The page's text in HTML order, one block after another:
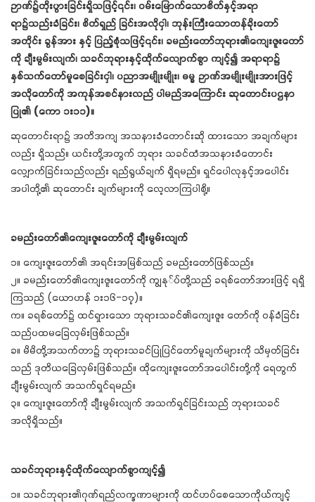
ဉာဏ်၌တိုးပွားခြင်းရှိသဖြင့်၎င်း၊ ဝမ်းမြောက်သောစိတ်နှင့်အရာ
ရာ၌သည်းခံခြင်း၊ စိတ်ရှည် ခြင်းအလိုငှါ၊ ဘုန်းကြီးသောတန်ခိုးတော်
အတိုင်း ခွန်အား နှင့် ပြည့်စုံသဖြင့်၎င်း၊ ခမည်းတော်ဘုရား၏ကျေးဇူးတော်
ကို ချီးမွမ်းလျက်၊ သခင်ဘုရားနှင့်ထိုက်လျောက်စွာ ကျင့်၍ အရာရာ၌
နှစ်သက်တော်မူစေခြင်းငှါ၊ ပညာအမျိုးမျိုး၊ ဓမ္မ ဉာဏ်အမျိုးမျိုးအားဖြင့်
အလိုတော်ကို အကုန်အစင်နားလည် ပါမည်အကြောင်း ဆုတောင်းပဌနာ
ပြု၏ (ကော ၁း၁၁)။
ဆုတောင်းရာ၌ အတိအကျ အသနားခံတောင်းဆို ထားသော အချက်များ
လည်း ရှိသည်။ ယင်းတို့အတွက် ဘုရား သခင်ထံအသနားခံတောင်း
လျှောက်ခြင်းသည်လည်း ရည်ရွယ်ချက် ရှိရမည်။ ရှင်ပေါလုနှင့်အပေါင်း
အပါတို့၏ ဆုတောင်း ချက်များကို လေ့လာကြပါစို့။
ခမည်းတော်၏ကျေးဇူးတော်ကို ချီးမွမ်းလျက်
၁။ ကျေးဇူးတော်၏ အရင်းအမြစ်သည် ခမည်းတော်ဖြစ်သည်။
၂။ ခမည်းတော်၏ကျေးဇူးတော်ကို ကျွနု်ပ်တို့သည် ခရစ်တော်အားဖြင့် ရရှိ
ကြသည် (ယောဟန် ၁း၁၆-၁၇)။
က။ ခရစ်တော်၌ ထင်ရှားသော ဘုရားသခင်၏ကျေးဇူး တော်ကို ဝန်ခံခြင်း
သည်ပထမခြေလှမ်းဖြစ်သည်။
ခ။ မိမိတို့အသက်တာ၌ ဘုရားသခင်ပြုပြင်တော်မူချက်များကို သိမှတ်ခြင်း
သည် ဒုတိယခြေလှမ်းဖြစ်သည်။ ထိုကျေးဇူးတော်အပေါင်းတို့ကို ရေတွက်
ချီးမွမ်းလျက် အသက်ရှင်ရမည်။
၃။ ကျေးဇူးတော်ကို ချီးမွမ်းလျက် အသက်ရှင်ခြင်းသည် ဘုရားသခင်
အလိုရှိသည်။
သခင်ဘုရားနှင့်ထိုက်လျောက်စွာကျင့်၍
၁။ သခင်ဘုရား၏ဂုဏ်ရည်လက္ခဏာများကို ထင်ဟပ်စေသောကိုယ်ကျင့်